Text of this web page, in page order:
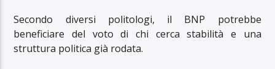
Secondo diversi politologi, il BNP potrebbe
beneficiare del voto di chi cerca stabilità e una
struttura politica già rodata.